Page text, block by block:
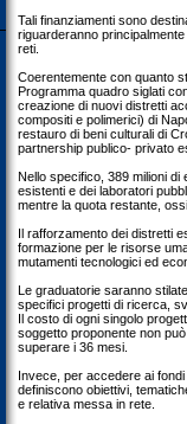
Tali finanziamenti sono
riguarderanno
reti.
Coerentemente con quanto
Programma quadro siglati
creazione di nuovi distretti
compositi e polimerici) di
restauro di beni culturali di
partnership publico- privato
Nello specifico, 389 milioni di
esistenti e dei laboratori
mentre la quota restante,
Il rafforzamento dei distretti
formazione per le risorse
mutamenti tecnologici ed
Le graduatorie saranno
specifici progetti di ricerca,
Il costo di ogni singolo
soggetto proponente non
superare i 36 mesi.
Invece, per accedere ai
definiscono obiettivi,
e relativa messa in rete.